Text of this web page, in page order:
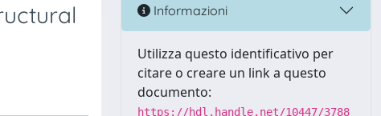
Informazioni
Utilizza questo identificativo per
citare o creare un link a questo
documento:
https://hdl.handle.net/10447/3788